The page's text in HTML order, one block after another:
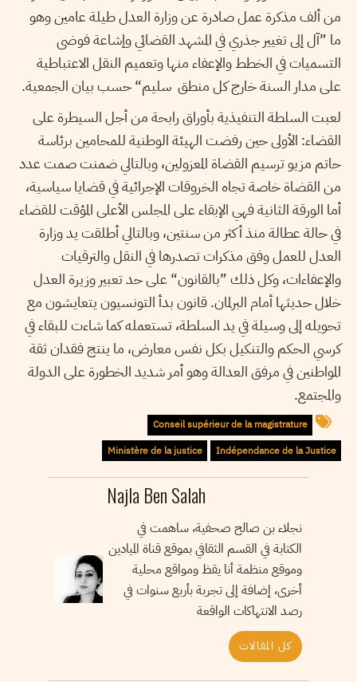
من ألف مذكرة عمل صادرة عن وزارة العدل طيلة عامين وهو
ما ”آل إلى تغيير جذري في المشهد القضائي وإشاعة فوضى
التسميات في الخطط والإعفاء منها وتعميم النقل الاعتباطية
على مدار السنة خارج كل منطق سليم“ حسب بيان الجمعية.
لعبت السلطة التنفيذية بأوراق رابحة من أجل السيطرة على
القضاء: الأولى حين رفضت الهيئة الوطنية للمحامين برئاسة
حاتم مزيو ترسيم القضاة المعزولين، وبالتالي ضمنت صمت عدد
من القضاة خاصة تجاه الخروقات الإجرائية في قضايا سياسية،
أما الورقة الثانية فهي الإبقاء على المجلس الأعلى المؤقت للقضاء
في حالة عطالة منذ أكثر من سنتين، وبالتالي أطلقت يد وزارة
العدل للعمل وفق مذكرات تصدرها في النقل والترقيات
والإعفاءات، وكل ذلك ”بالقانون“ على حد تعبير وزيرة العدل
خلال حديثها أمام البرلمان. قانون بدأ التونسيون يتعايشون مع
تحويله إلى وسيلة في يد السلطة، تستعمله كما شاءت للبقاء في
كرسي الحكم والتنكيل بكل نفس معارض، ما ينتج فقدان ثقة
المواطنين في مرفق العدالة وهو أمر شديد الخطورة على الدولة
والمجتمع.
Conseil supérieur de la magistrature
Indépendance de la Justice
Ministère de la justice
Najla Ben Salah
نجلاء بن صالح صحفية، ساهمت في
الكتابة في القسم الثقافي بموقع قناة الميادين
وموقع منظمة أنا يقظ ومواقع محلية
أخرى، إضافة إلى تجربة بأربع سنوات في
رصد الانتهاكات الواقعة
كل المقالات